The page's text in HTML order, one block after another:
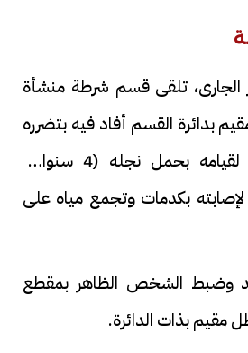
الشهر الجارى، تلقى قسم شرطة منشأة
بدائرة القسم أفاد فيه بتضرره
من أحد الأشخاص لقيامه بحمل نجله (4 سنوات)
لإصابته بكدمات وتجمع مياه على
وضبط الشخص الظاهر بمقطع
مقيم بذات الدائرة.